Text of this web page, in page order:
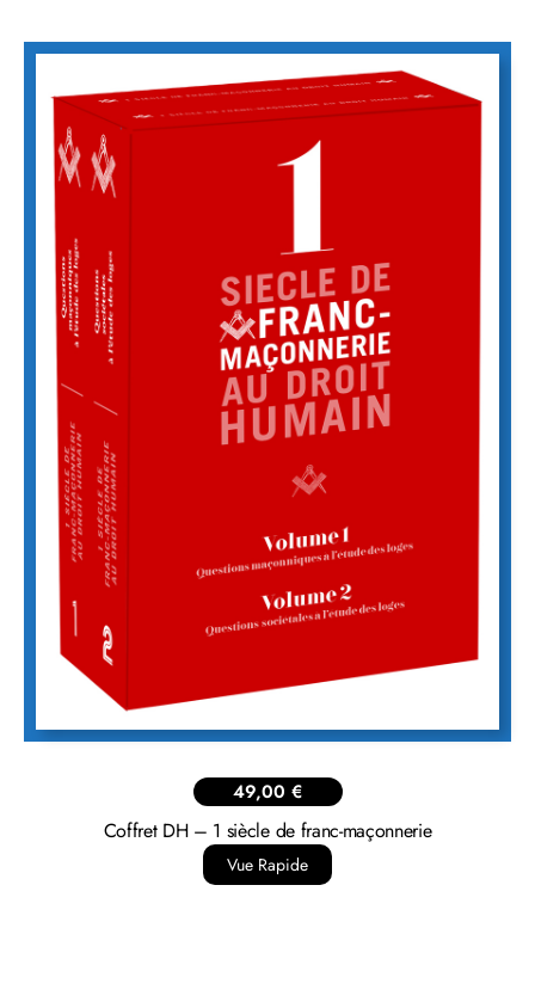
49,00 €
Coffret DH – 1 siècle de franc-maçonnerie
Vue Rapide